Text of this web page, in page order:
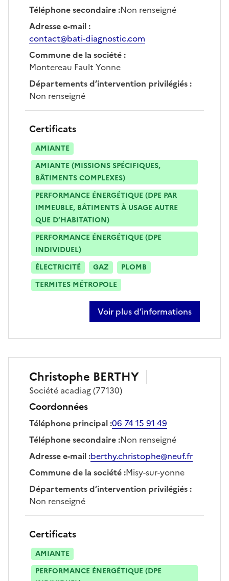
Téléphone secondaire:Non renseigné
Adresse e-mail:
contact@bati-diagnostic.com
Commune de la société:
Montereau Fault Yonne
Départements d’intervention privilégiés:
Non renseigné
Certificats
AMIANTE
AMIANTE (MISSIONS SPÉCIFIQUES,
BÂTIMENTS COMPLEXES)
PERFORMANCE ÉNERGÉTIQUE (DPE PAR
IMMEUBLE, BÂTIMENTS À USAGE AUTRE
QUE D’HABITATION)
PERFORMANCE ÉNERGÉTIQUE (DPE
INDIVIDUEL)
ÉLECTRICITÉ
GAZ
PLOMB
TERMITES MÉTROPOLE
Voir plus d’informations
sur ayoub adardor
Christophe BERTHY
Société acadiag(77130)
Coordonnées
Téléphone principal:06 74 15 91 49
Téléphone secondaire:Non renseigné
Adresse e-mail:berthy.christophe@neuf.fr
Commune de la société:Misy-sur-yonne
Départements d’intervention privilégiés:
Non renseigné
Certificats
AMIANTE
PERFORMANCE ÉNERGÉTIQUE (DPE